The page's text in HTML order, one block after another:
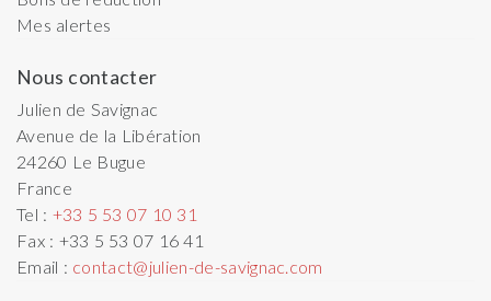
Mes alertes
Nous contacter
Julien de Savignac
Avenue de la Libération
24260 Le Bugue
France
Tel : +33 5 53 07 10 31
Fax : +33 5 53 07 16 41
Email : contact@julien-de-savignac.com